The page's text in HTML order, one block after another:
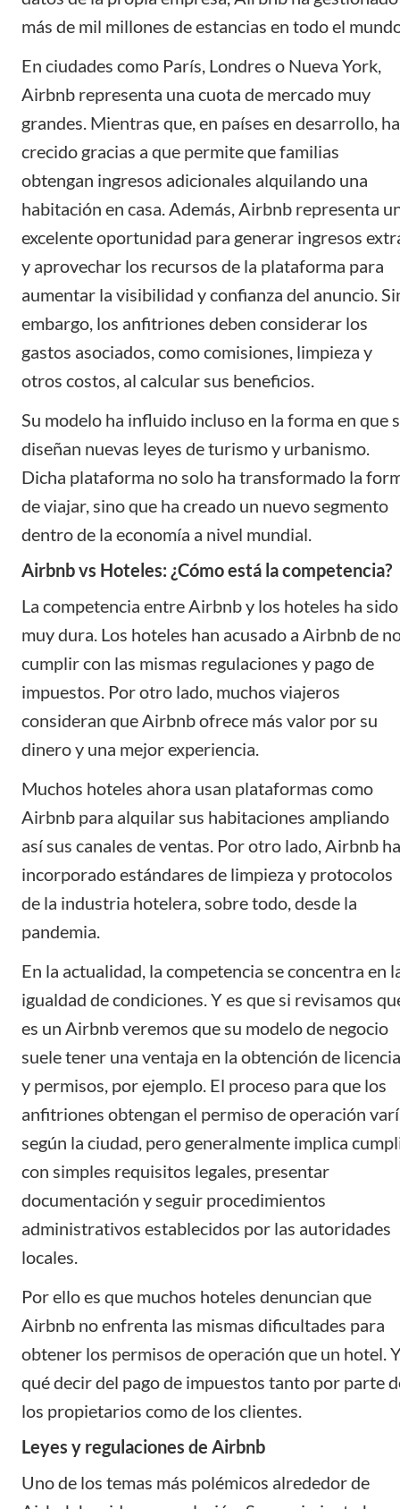
más de mil millones de estancias en todo el
En ciudades como París, Londres o Nueva York,
Airbnb representa una cuota de mercado muy
grandes. Mientras que, en países en desarrollo, ha
crecido gracias a que permite que familias
obtengan ingresos adicionales alquilando una
habitación en casa. Además, Airbnb representa
excelente oportunidad para generar ingresos
y aprovechar los recursos de la plataforma para
aumentar la visibilidad y confianza del anuncio.
embargo, los anfitriones deben considerar los
gastos asociados, como comisiones, limpieza y
otros costos, al calcular sus beneficios.
Su modelo ha influido incluso en la forma en que
diseñan nuevas leyes de turismo y urbanismo.
Dicha plataforma no solo ha transformado la
de viajar, sino que ha creado un nuevo segmento
dentro de la economía a nivel mundial.
Airbnb vs Hoteles: ¿Cómo está la competencia?
La competencia entre Airbnb y los hoteles ha sido
muy dura. Los hoteles han acusado a Airbnb de
cumplir con las mismas regulaciones y pago de
impuestos. Por otro lado, muchos viajeros
consideran que Airbnb ofrece más valor por su
dinero y una mejor experiencia.
Muchos hoteles ahora usan plataformas como
Airbnb para alquilar sus habitaciones ampliando
así sus canales de ventas. Por otro lado, Airbnb ha
incorporado estándares de limpieza y protocolos
de la industria hotelera, sobre todo, desde la
pandemia.
En la actualidad, la competencia se concentra en
igualdad de condiciones. Y es que si revisamos
es un Airbnb veremos que su modelo de negocio
suele tener una ventaja en la obtención de
y permisos, por ejemplo. El proceso para que los
anfitriones obtengan el permiso de operación
según la ciudad, pero generalmente implica
con simples requisitos legales, presentar
documentación y seguir procedimientos
administrativos establecidos por las autoridades
locales.
Por ello es que muchos hoteles denuncian que
Airbnb no enfrenta las mismas dificultades para
obtener los permisos de operación que un hotel.
qué decir del pago de impuestos tanto por parte
los propietarios como de los clientes.
Leyes y regulaciones de Airbnb
Uno de los temas más polémicos alrededor de